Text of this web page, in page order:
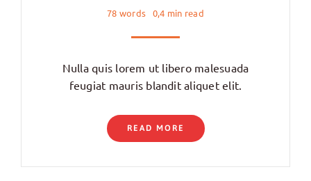
78 words 0,4 min read
Nulla quis lorem ut libero malesuada
feugiat mauris blandit aliquet elit.
READ MORE